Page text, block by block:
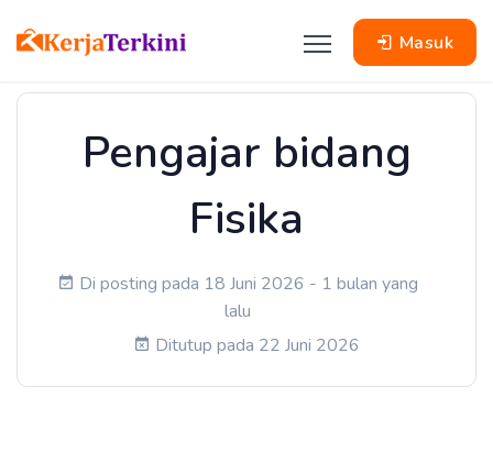
Masuk
Pengajar bidang
Fisika
Di posting pada 18 Juni 2026 - 1 bulan yang
lalu
Ditutup pada 22 Juni 2026